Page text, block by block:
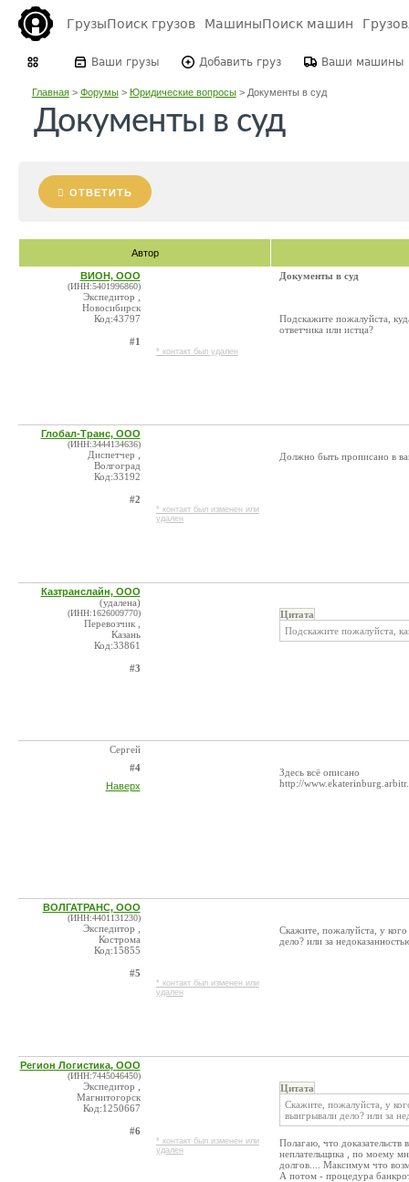
ГрузыПоиск грузов МашиныПоиск машин
Ваши грузы Добавить груз Ваши машины
Главная> Форумы> Юридические вопросы> Документы в суд
Документы в суд
ОТВЕТИТЬ
Автор
ВИОН, ООО
(ИНН:5401996860)
Экспедитор ,
Новосибирск
Код:43797
#1
* контакт был удален
Документы в суд
Подскажите пожалуйста,
ответчика или истца?
Глобал-Транс, ООО
(ИНН:3444134636)
Диспетчер ,
Волгоград
Код:33192
#2
* контакт был изменен или
удален
Должно быть прописано в
Казтранслайн, ООО
(удалена)
(ИНН:1626009770)
Перевозчик ,
Казань
Код:33861
#3
Цитата
Подскажите пожалуйста,
Сергей
#4
Наверх
Здесь всё описано
http://
ВОЛГАТРАНС, ООО
(ИНН:4401131230)
Экспедитор ,
Кострома
Код:15855
#5
* контакт был изменен или
удален
Скажите, пожалуйста, у кого
дело? или за
Регион Логистика, ООО
(ИНН:7445046450)
Экспедитор ,
Магнитогорск
Код:1250667
#6
* контакт был изменен или
удален
Цитата
Скажите, пожалуйста, у
выигрывали дело? или за
Полагаю, что
неплательщика , по моему
долгов.... Максимум что
А потом - процедура